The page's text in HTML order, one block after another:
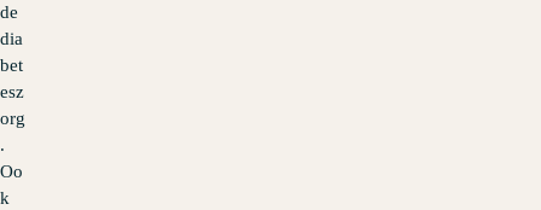
de
dia
bet
esz
org
.
Oo
k